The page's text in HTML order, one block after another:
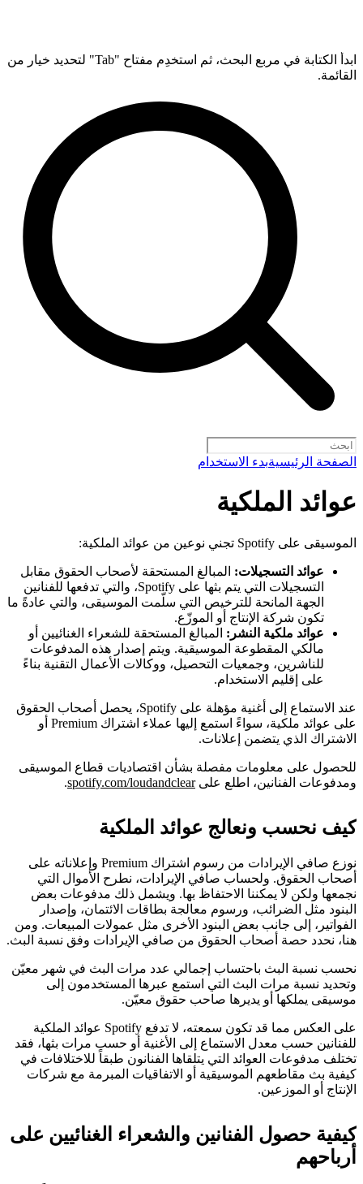
ابدأ الكتابة في مربع البحث، ثم استخدِم مفتاح "Tab" لتحديد خيار من
القائمة.
الصفحة الرئيسيةبدء الاستخدام
عوائد الملكية
الموسيقى على Spotify تجني نوعين من عوائد الملكية:
عوائد التسجيلات: المبالغ المستحقة لأصحاب الحقوق مقابل
التسجيلات التي يتم بثها على Spotify، والتي تدفعها للفنانين
الجهة المانحة للترخيص التي سلّمت الموسيقى، والتي عادةً ما
تكون شركة الإنتاج أو الموزّع.
عوائد ملكية النشر: المبالغ المستحقة للشعراء الغنائيين أو
مالكي المقطوعة الموسيقية. ويتم إصدار هذه المدفوعات
للناشرين، وجمعيات التحصيل، ووكالات الأعمال التقنية بناءً
على إقليم الاستخدام.
عند الاستماع إلى أغنية مؤهلة على Spotify، يحصل أصحاب الحقوق
على عوائد ملكية، سواءً استمع إليها عملاء اشتراك Premium أو
الاشتراك الذي يتضمن إعلانات.
للحصول على معلومات مفصلة بشأن اقتصاديات قطاع الموسيقى
ومدفوعات الفنانين، اطلع علىspotify.com/loudandclear
.
كيف نحسب ونعالج عوائد الملكية
نوزع صافي الإيرادات من رسوم اشتراك Premium وإعلاناته على
أصحاب الحقوق. ولحساب صافي الإيرادات، نطرح الأموال التي
نجمعها ولكن لا يمكننا الاحتفاظ بها. ويشمل ذلك مدفوعات بعض
البنود مثل الضرائب، ورسوم معالجة بطاقات الائتمان، وإصدار
الفواتير، إلى جانب بعض البنود الأخرى مثل عمولات المبيعات. ومن
هنا، نحدد حصة أصحاب الحقوق من صافي الإيرادات وفق نسبة البث.
نحسب نسبة البث باحتساب إجمالي عدد مرات البث في شهر معيّن
وتحديد نسبة مرات البث التي استمع عبرها المستخدمون إلى
موسيقى يملكها أو يديرها صاحب حقوق معيّن.
على العكس مما قد تكون سمعته، لا تدفع Spotify عوائد الملكية
للفنانين حسب معدل الاستماع إلى الأغنية أو حسب مرات بثها، فقد
تختلف مدفوعات العوائد التي يتلقاها الفنانون طبقاً للاختلافات في
كيفية بث مقاطعهم الموسيقية أو الاتفاقيات المبرمة مع شركات
الإنتاج أو الموزعين.
كيفية حصول الفنانين والشعراء الغنائيين على
أرباحهم